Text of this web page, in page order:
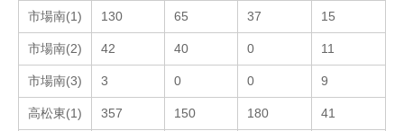
市場南(1) 130 65 37 15
市場南(2) 42 40 0 11
市場南(3) 3 0 0 9
高松東(1) 357 150 180 41